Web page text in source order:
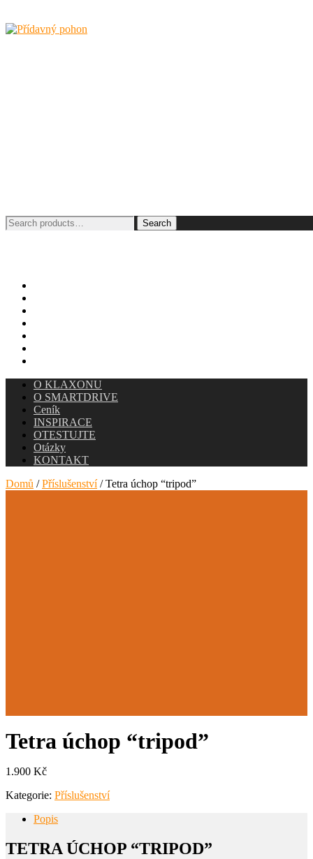
Search
for:
Search
O KLAXONU
O SMARTDRIVE
Ceník
INSPIRACE
OTESTUJTE
Otázky
KONTAKT
Domů /Příslušenství/ Tetra úchop “tripod”
Tetra úchop “tripod”
1.900 Kč
Kategorie: Příslušenství
Popis
TETRA ÚCHOP “TRIPOD”